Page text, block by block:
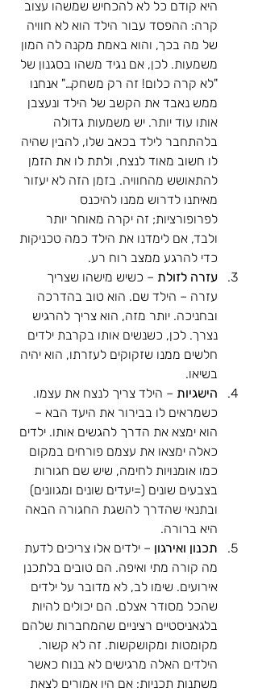
היא קודם כל לא להכחיש שמשהו עצוב
קרה: ההפסד עבור הילד הוא לא חוויה
של מה בכך, והוא באמת מקנה לה המון
משמעות. לכן, אם נגיד משהו בסגנון של
"לא קרה כלום! זה רק משחק…" אנחנו
ממש נאבד את הקשב של הילד ונעצבן
אותו עוד יותר. יש משמעות גדולה
בלהתחבר לילד בכאב שלו, להבין שהיה
לו חשוב מאוד לנצח, ולתת לו את הזמן
להתאושש מהחוויה. בזמן הזה לא יעזור
מאיתנו לדרוש ממנו להיכנס
לפרופורציות; זה יקרה מאוחר יותר
ולבד, אם לימדנו את הילד כמה טכניקות
כדי להרגע ממצב רוח רע.
עזרה לזולת – כשיש מישהו שצריך
עזרה – הילד שם. הוא טוב בהדרכה
ובחניכה. יותר מזה, הוא צריך להרגיש
נצרך. לכן, כשנשים אותו בקרבת ילדים
חלשים ממנו שזקוקים לעזרתו, הוא יהיה
בשיאו.
הישגיות – הילד צריך לנצח את עצמו.
כשמראים לו בבירור את היעד הבא –
הוא ימצא את הדרך להגשים אותו. ילדים
כאלה ימצאו את עצמם פורחים במקום
כמו אומנויות לחימה, שיש שם חגורות
בצבעים שונים (=יעדים שונים ומגוונים)
ובתנאי שהדרך להשגת החגורה הבאה
היא ברורה.
תכנון ואירגון – ילדים אלו צריכים לדעת
מה קורה מתי ואיפה. הם טובים בלתכנן
אירועים. שימו לב, לא מדובר על ילדים
שהכל מסודר אצלם. הם יכולים להיות
בלגאניסטיים רציניים שהמחברות שלהם
מקומטות ומקושקשות. זה לא קשור.
הילדים האלה מרגישים לא בנוח כאשר
משתנות תכניות: אם היו אמורים לצאת